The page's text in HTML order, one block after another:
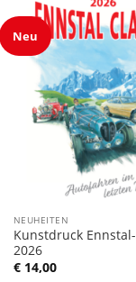
Neu
NEUHEITEN
Kunstdruck
2026
€14,00